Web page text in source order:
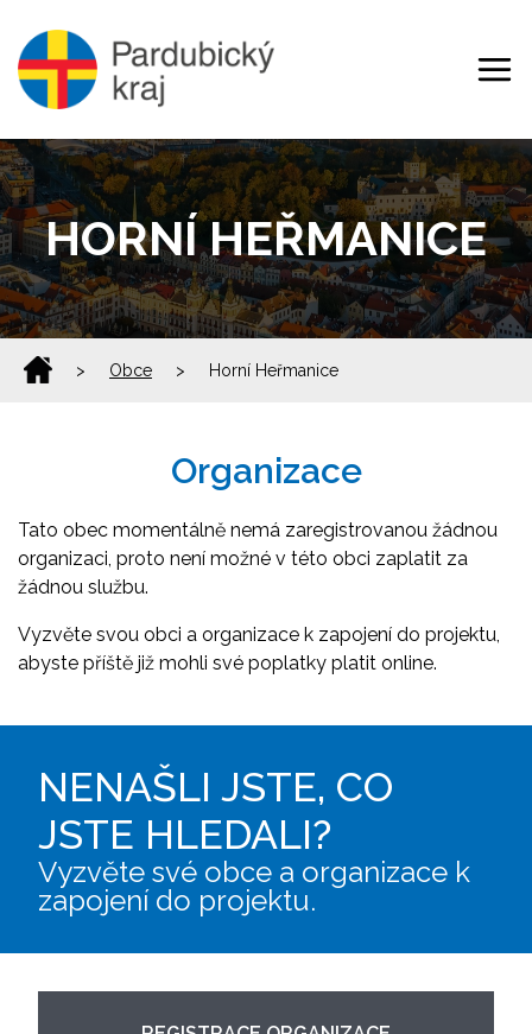
HORNÍ HEŘMANICE
> Obce > Horní Heřmanice
Organizace
Tato obec momentálně nemá zaregistrovanou žádnou
organizaci, proto není možné v této obci zaplatit za
žádnou službu.
Vyzvěte svou obci a organizace k zapojení do projektu,
abyste příště již mohli své poplatky platit online.
NENAŠLI JSTE, CO
JSTE HLEDALI?
Vyzvěte své obce a organizace k
zapojení do projektu.